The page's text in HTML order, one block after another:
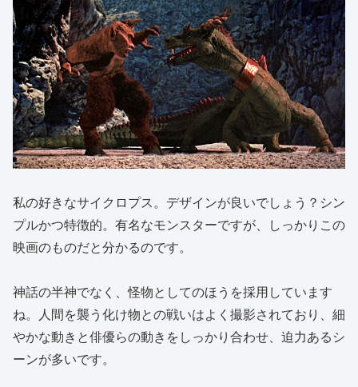
私の好きなサイクロプス。デザインが良いでしょう？シン
プルかつ特徴的。有名なモンスターですが、しっかりこの
映画のものだと分かるのです。
神話の半神でなく、怪物としてのほうを採用しています
ね。人間を襲う化け物との戦いはよく撮影されており、細
やかな動きと俳優らの動きをしっかり合わせ、迫力あるシ
ーンが多いです。